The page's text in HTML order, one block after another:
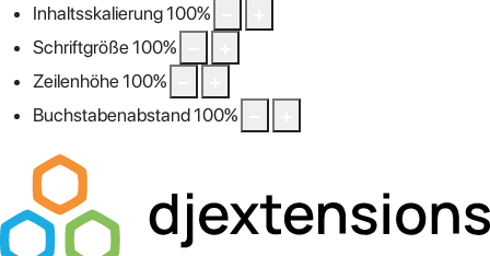
Inhaltsskalierung100%
Schriftgröße100%
Zeilenhöhe100%
Buchstabenabstand100%